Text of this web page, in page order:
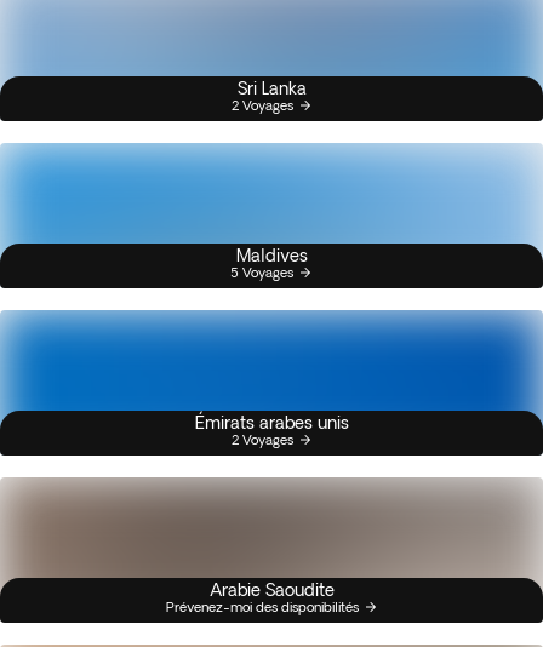
Sri Lanka
2 Voyages
Maldives
5 Voyages
Émirats arabes unis
2 Voyages
Arabie Saoudite
Prévenez-moi des disponibilités